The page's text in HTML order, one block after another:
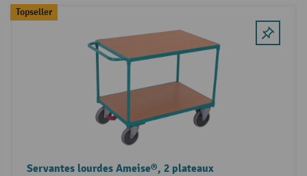
Topseller
Servantes lourdes Ameise®, 2 plateaux